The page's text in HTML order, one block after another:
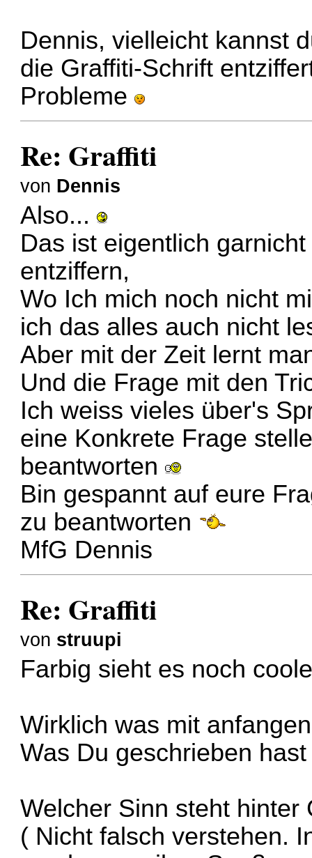
Dennis, vielleicht kannst
die Graffiti-Schrift
Probleme
Re: Graffiti
von Dennis
Also...
Das ist eigentlich
entziffern,
Wo Ich mich noch nicht
ich das alles auch nicht
Aber mit der Zeit lernt
Und die Frage mit den
Ich weiss vieles über's
eine Konkrete Frage
beantworten
Bin gespannt auf eure
zu beantworten
MfG Dennis
Re: Graffiti
von struupi
Farbig sieht es noch
Wirklich was mit
Was Du geschrieben
Welcher Sinn steht hinter
( Nicht falsch verstehen.